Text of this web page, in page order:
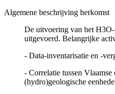
Algemene beschrijving herkomst
De uitvoering van het
uitgevoerd. Belangrijke
- Data-inventarisatie en -
- Correlatie tussen Vlaamse
(hydro)geologische